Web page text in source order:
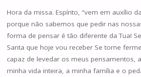
Hora da missa. Espírito, “vem em auxílio
porque não sabemos que pedir nas
forma de pensar é tão diferente da Tua!
Santa que hoje vou receber Se torne
capaz de levedar os meus pensamentos,
minha vida inteira, a minha família e o